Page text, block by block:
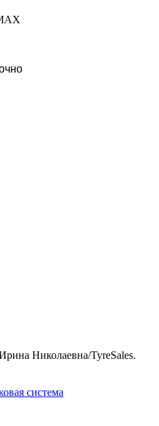
Николаевна/TyreSales.